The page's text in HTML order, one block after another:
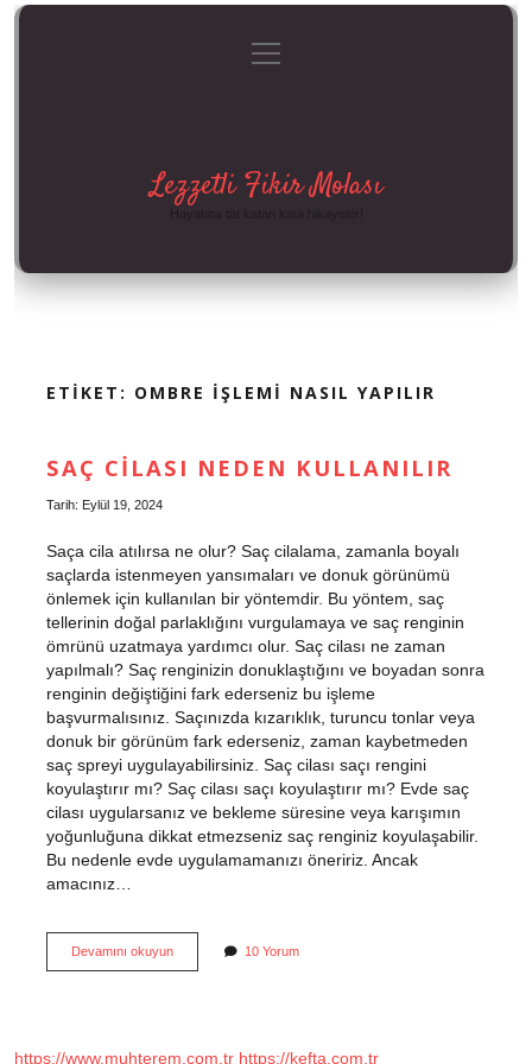
Gizlilik Politikası
menüyü
aç
Lezzetli Fikir Molası
ETIKET: OMBRE IŞLEMI NASIL YAPILIR
SAÇ CILASI NEDEN KULLANILIR
Tarih: Eylül 19, 2024
Saça cila atılırsa ne olur? Saç cilalama, zamanla boyalı
saçlarda istenmeyen yansımaları ve donuk görünümü
önlemek için kullanılan bir yöntemdir. Bu yöntem, saç
tellerinin doğal parlaklığını vurgulamaya ve saç renginin
ömrünü uzatmaya yardımcı olur. Saç cilası ne zaman
yapılmalı? Saç renginizin donuklaştığını ve boyadan sonra
renginin değiştiğini fark ederseniz bu işleme
başvurmalısınız. Saçınızda kızarıklık, turuncu tonlar veya
donuk bir görünüm fark ederseniz, zaman kaybetmeden
saç spreyi uygulayabilirsiniz. Saç cilası saçı rengini
koyulaştırır mı? Saç cilası saçı koyulaştırır mı? Evde saç
cilası uygularsanız ve bekleme süresine veya karışımın
yoğunluğuna dikkat etmezseniz saç renginiz koyulaşabilir.
Bu nedenle evde uygulamamanızı öneririz. Ancak
amacınız…
Devamını okuyunSaç
Cilası
10 Yorum
https://www.muhterem.com.tr https://kefta.com.tr